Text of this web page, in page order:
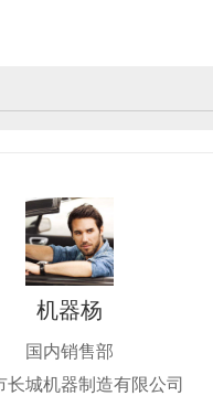
机器杨
国内销售部
长城机器制造有限公司